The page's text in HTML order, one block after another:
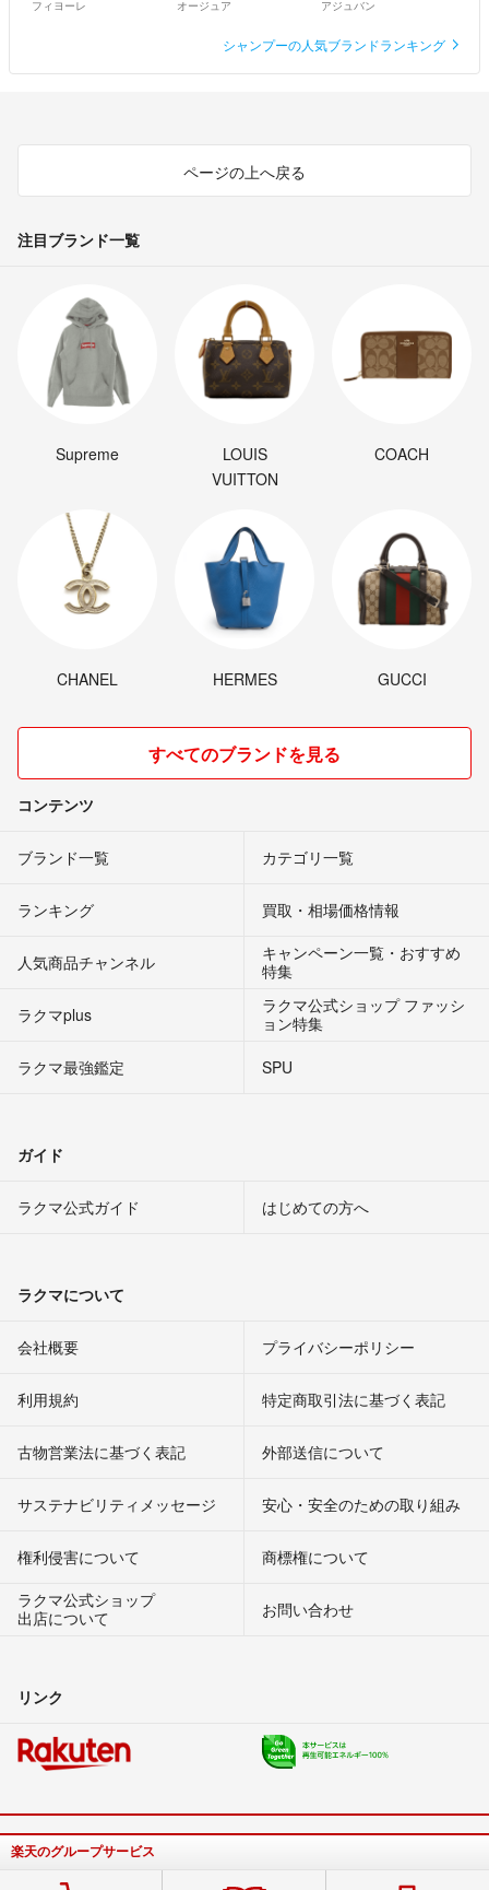
フィヨーレ オージュア アジュバン
シャンプーの人気ブランドランキング
ページの上へ戻る
注目ブランド一覧
Supreme
LOUIS
VUITTON
COACH
CHANEL HERMES GUCCI
すべてのブランドを見る
コンテンツ
ブランド一覧 カテゴリ一覧
ランキング 買取・相場価格情報
人気商品チャンネル
キャンペーン一覧・おすすめ
特集
ラクマplus
ラクマ公式ショップ ファッシ
ョン特集
ラクマ最強鑑定
SPU
ガイド
ラクマ公式ガイド はじめての方へ
ラクマについて
会社概要 プライバシーポリシー
利用規約 特定商取引法に基づく表記
古物営業法に基づく表記 外部送信について
サステナビリティメッセージ 安心・安全のための取り組み
権利侵害について
商標権について
ラクマ公式ショップ
出店について
お問い合わせ
リンク
楽天のグループサービス